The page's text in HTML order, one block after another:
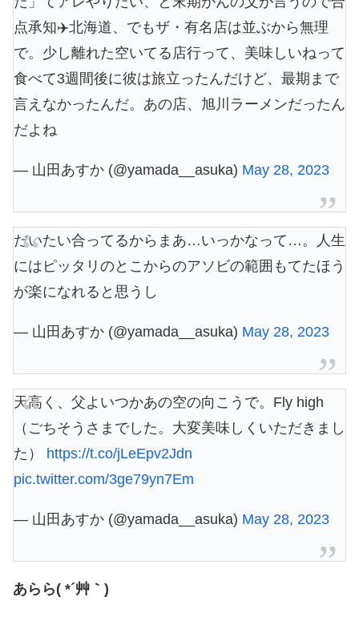
点承知✈️北海道、でもザ・有名店は並ぶから無理
で。少し離れた空いてる店行って、美味しいねって
食べて3週間後に彼は旅立ったんだけど、最期まで
言えなかったんだ。あの店、旭川ラーメンだったん
だよね
— 山田あすか (@yamada__asuka) May 28, 2023
だいたい合ってるからまあ…いっかなって…。人生
にはピッタリのとこからのアソビの範囲もてたほう
が楽になれると思うし
— 山田あすか (@yamada__asuka) May 28, 2023
天高く、父よいつかあの空の向こうで。Fly high
（ごちそうさまでした。大変美味しくいただきまし
た） https://t.co/jLeEpv2Jdn
pic.twitter.com/3ge79yn7Em
— 山田あすか (@yamada__asuka) May 28, 2023
あらら( *´艸｀)